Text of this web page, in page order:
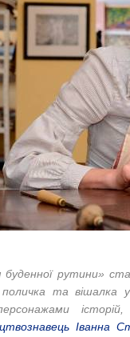
рутини»
та вішалка
Іванна